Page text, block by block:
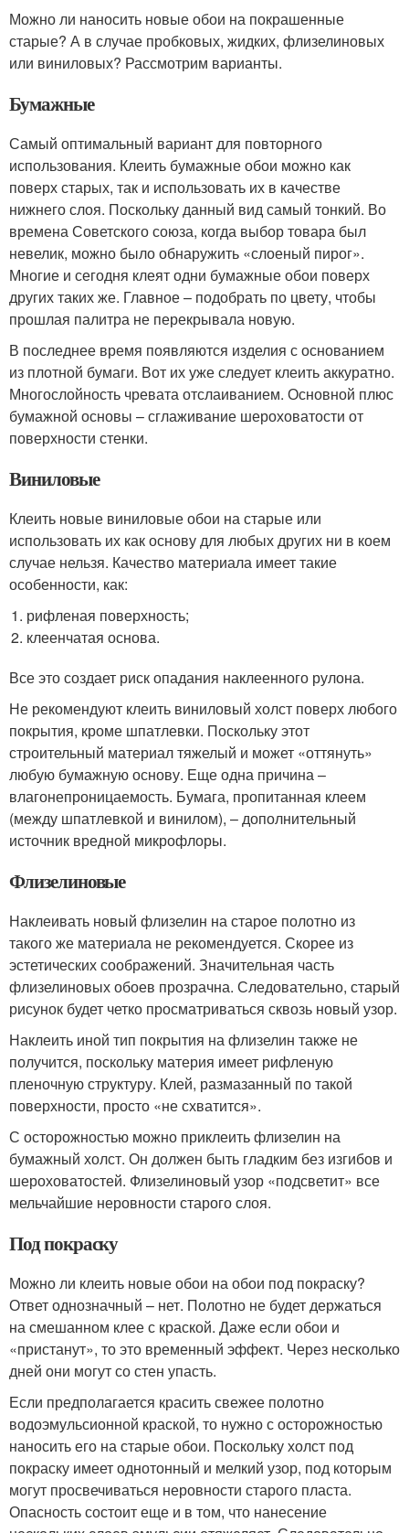
Можно ли наносить новые обои на покрашенные
старые? А в случае пробковых, жидких, флизелиновых
или виниловых? Рассмотрим варианты.
Бумажные
Самый оптимальный вариант для повторного
использования. Клеить бумажные обои можно как
поверх старых, так и использовать их в качестве
нижнего слоя. Поскольку данный вид самый тонкий. Во
времена Советского союза, когда выбор товара был
невелик, можно было обнаружить «слоеный пирог».
Многие и сегодня клеят одни бумажные обои поверх
других таких же. Главное – подобрать по цвету, чтобы
прошлая палитра не перекрывала новую.
В последнее время появляются изделия с основанием
из плотной бумаги. Вот их уже следует клеить аккуратно.
Многослойность чревата отслаиванием. Основной плюс
бумажной основы – сглаживание шероховатости от
поверхности стенки.
Виниловые
Клеить новые виниловые обои на старые или
использовать их как основу для любых других ни в коем
случае нельзя. Качество материала имеет такие
особенности, как:
рифленая поверхность;
клеенчатая основа.
Все это создает риск опадания наклеенного рулона.
Не рекомендуют клеить виниловый холст поверх любого
покрытия, кроме шпатлевки. Поскольку этот
строительный материал тяжелый и может «оттянуть»
любую бумажную основу. Еще одна причина –
влагонепроницаемость. Бумага, пропитанная клеем
(между шпатлевкой и винилом), – дополнительный
источник вредной микрофлоры.
Флизелиновые
Наклеивать новый флизелин на старое полотно из
такого же материала не рекомендуется. Скорее из
эстетических соображений. Значительная часть
флизелиновых обоев прозрачна. Следовательно, старый
рисунок будет четко просматриваться сквозь новый узор.
Наклеить иной тип покрытия на флизелин также не
получится, поскольку материя имеет рифленую
пленочную структуру. Клей, размазанный по такой
поверхности, просто «не схватится».
С осторожностью можно приклеить флизелин на
бумажный холст. Он должен быть гладким без изгибов и
шероховатостей. Флизелиновый узор «подсветит» все
мельчайшие неровности старого слоя.
Под покраску
Можно ли клеить новые обои на обои под покраску?
Ответ однозначный – нет. Полотно не будет держаться
на смешанном клее с краской. Даже если обои и
«пристанут», то это временный эффект. Через несколько
дней они могут со стен упасть.
Если предполагается красить свежее полотно
водоэмульсионной краской, то нужно с осторожностью
наносить его на старые обои. Поскольку холст под
покраску имеет однотонный и мелкий узор, под которым
могут просвечиваться неровности старого пласта.
Опасность состоит еще и в том, что нанесение